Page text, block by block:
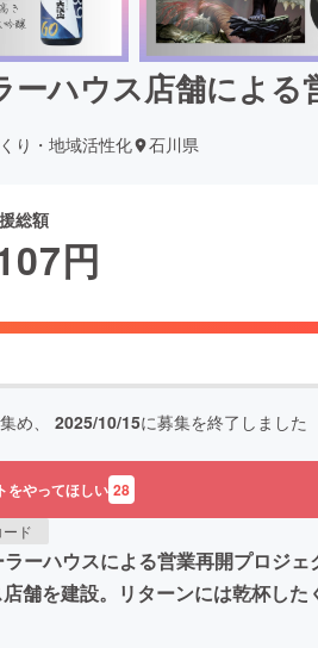
ーハウス店舗によ
り・地域活性化 石川県
総額
円
め、 2025/10/15に募集を終了しました
をやってほしい 28
ド
ーハウスによる営業再開プロ
を建設。リターンには乾杯した